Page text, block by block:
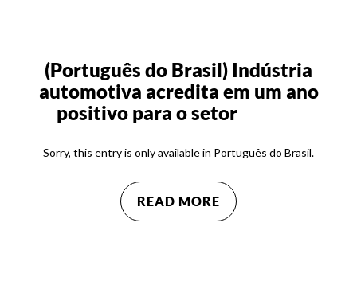
(Português do Brasil) Indústria
automotiva acredita em um ano
positivo para o setor
Sorry, this entry is only available in Português do Brasil.
READ MORE